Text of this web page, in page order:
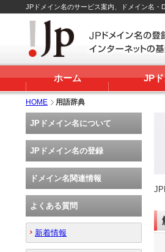
JPドメイン名のサービス案内、ドメイン名・
ホーム JP
HOME 用語辞典
JPドメイン名について
JPドメイン名の登録
ドメイン名関連情報
よくある質問
新着情報